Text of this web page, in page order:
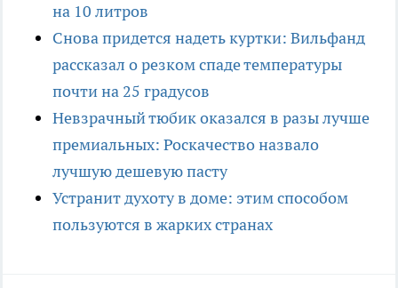
на 10 литров
Снова придется надеть куртки: Вильфанд
рассказал о резком спаде температуры
почти на 25 градусов
Невзрачный тюбик оказался в разы лучше
премиальных: Роскачество назвало
лучшую дешевую пасту
Устранит духоту в доме: этим способом
пользуются в жарких странах